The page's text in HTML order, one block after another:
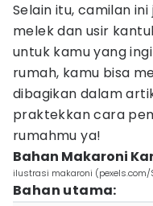
Selain itu, camilan
melek dan usir
untuk kamu yang
rumah, kamu bisa
dibagikan dalam
praktekkan cara
rumahmu ya!
Bahan Makaroni
ilustrasi makaroni (pexels.com/
Bahan utama: